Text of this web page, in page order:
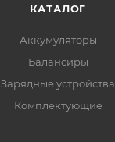
КАТАЛОГ
Аккумуляторы
Балансиры
Зарядные устройства
Комплектующие